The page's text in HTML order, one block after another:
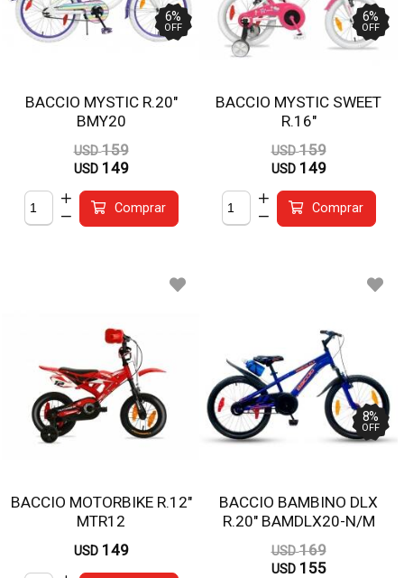
BACCIO MYSTIC R.20"
BMY20
6%
OFF
USD 159
USD 149
Comprar
BACCIO MYSTIC SWEET
R.16"
6%
OFF
USD 159
USD 149
Comprar
BACCIO MOTORBIKE R.12"
MTR12
USD 149
BACCIO BAMBINO DLX
R.20" BAMDLX20-N/M
8%
OFF
USD 169
USD 155